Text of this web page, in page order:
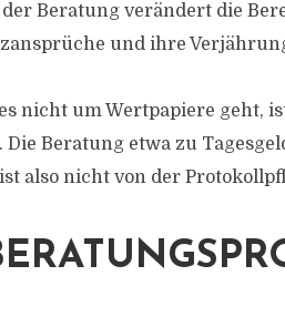
Beratung verändert die
und ihre
nicht um Wertpapiere geht,
Beratung etwa zu
also nicht von der